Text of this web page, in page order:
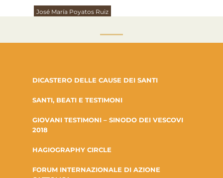
José María Poyatos Ruiz
DICASTERO DELLE CAUSE DEI SANTI
SANTI, BEATI E TESTIMONI
GIOVANI TESTIMONI – SINODO DEI VESCOVI
2018
HAGIOGRAPHY CIRCLE
FORUM INTERNAZIONALE DI AZIONE